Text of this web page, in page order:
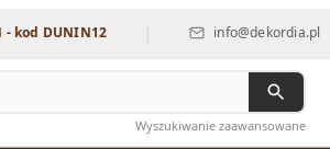
| info@dekordia.pl |
Wyszukiwanie zaawansowane